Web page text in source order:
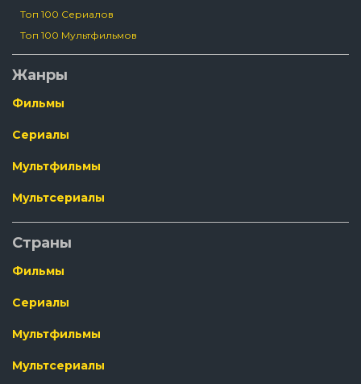
Топ 100 Сериалов
Топ 100 Мультфильмов
Жанры
Фильмы
Сериалы
Мультфильмы
Мультсериалы
Страны
Фильмы
Сериалы
Мультфильмы
Мультсериалы